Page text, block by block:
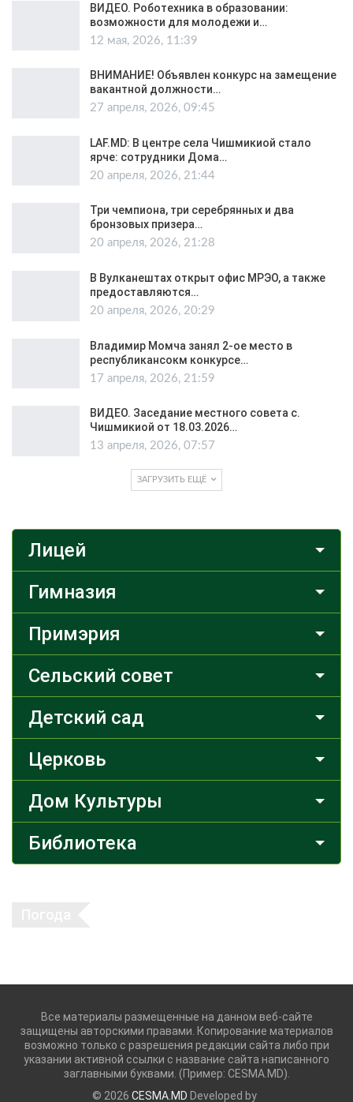
ВИДЕО. Роботехника в образовании:
возможности для молодежи и…
12 мая, 2026, 11:39
ВНИМАНИЕ! Объявлен конкурс на замещение
вакантной должности…
27 апреля, 2026, 09:45
LAF.MD: В центре села Чишмикиой стало
ярче: сотрудники Дома…
20 апреля, 2026, 21:44
Три чемпиона, три серебрянных и два
бронзовых призера…
20 апреля, 2026, 21:28
В Вулканештах открыт офис МРЭО, а также
предоставляются…
20 апреля, 2026, 20:29
Владимир Момча занял 2-ое место в
республикансокм конкурсе…
17 апреля, 2026, 21:59
ВИДЕО. Заседание местного совета с.
Чишмикиой от 18.03.2026…
13 апреля, 2026, 07:57
ЗАГРУЗИТЬ ЕЩЁ
Лицей
Гимназия
Примэрия
Сельский совет
Детский сад
Церковь
Дом Культуры
Библиотека
Все материалы размещенные на данном веб-сайте
защищены авторскими правами. Копирование материалов
возможно только с разрешения редакции сайта либо при
указании активной ссылки с название сайта написанного
заглавными буквами. (Пример: CESMA.MD).
© 2026 CESMA.MD Developed by